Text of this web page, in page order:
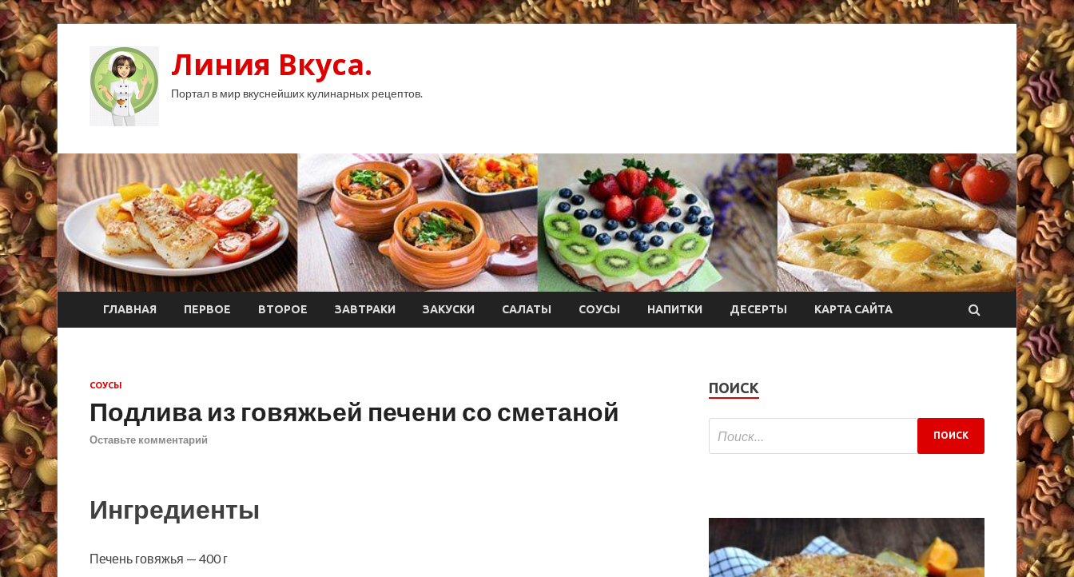
Линия Вкуса.
Портал в мир вкуснейших кулинарных рецептов.
ГЛАВНАЯ ПЕРВОЕ ВТОРОЕ ЗАВТРАКИ ЗАКУСКИ САЛАТЫ СОУСЫ НАПИТКИ ДЕСЕРТЫ КАРТА САЙТА
СОУСЫ
Подлива из говяжьей печени со сметаной
Оставьте комментарий
Ингредиенты
Печень говяжья — 400 г
ПОИСК